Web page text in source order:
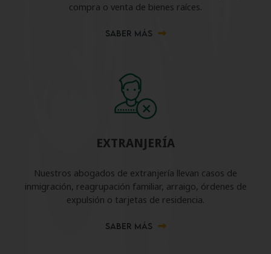
compra o venta de bienes raíces.
SABER MÁS
EXTRANJERÍA
Nuestros abogados de extranjería llevan casos de
inmigración, reagrupación familiar, arraigo, órdenes de
expulsión o tarjetas de residencia.
SABER MÁS